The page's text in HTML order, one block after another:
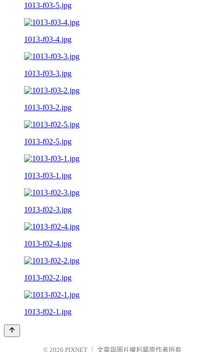
1013-f03-5.jpg
1013-f03-4.jpg
1013-f03-3.jpg
1013-f03-2.jpg
1013-f02-5.jpg
1013-f03-1.jpg
1013-f02-3.jpg
1013-f02-4.jpg
1013-f02-2.jpg
1013-f02-1.jpg
© 2026 PIXNET 文章與圖片權利屬原作者所有